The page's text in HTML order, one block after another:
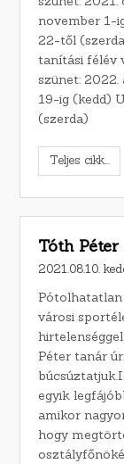
november 1-
22-től
tanítási félév
szünet:
19-ig (kedd)
(szerda)
Teljes cikk...
Tóth
2021.08.10.
Pótolhatatlan
városi
Péter tanár
egyik
amikor
hogy